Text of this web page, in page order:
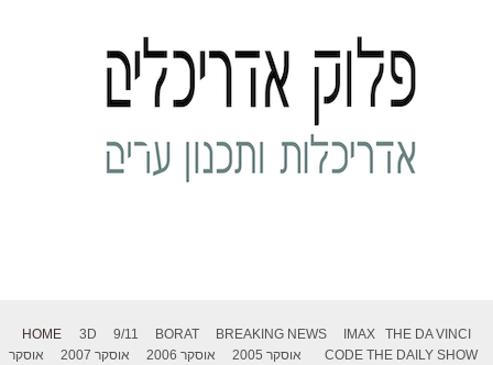
HOME 3D 9/11 BORAT BREAKING NEWS IMAX
THE DA VINCI
CODE THE DAILY SHOW אוסקר 2005 אוסקר 2006 אוסקר 2007
אוסקר